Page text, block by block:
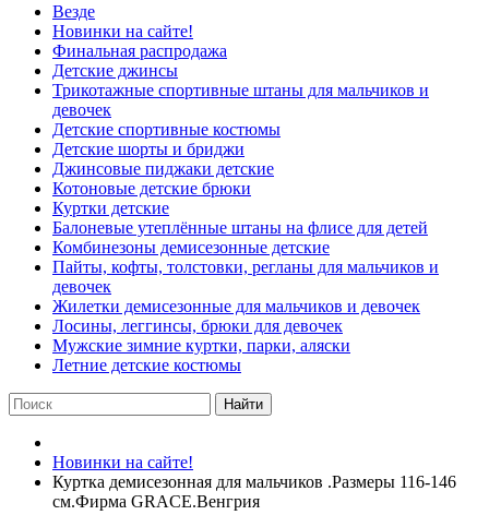
Везде
Новинки на сайте!
Финальная распродажа
Детские джинсы
Трикотажные спортивные штаны для мальчиков и
девочек
Детские спортивные костюмы
Детские шорты и бриджи
Джинсовые пиджаки детские
Котоновые детские брюки
Куртки детские
Балоневые утеплённые штаны на флисе для детей
Комбинезоны демисезонные детские
Пайты, кофты, толстовки, регланы для мальчиков и
девочек
Жилетки демисезонные для мальчиков и девочек
Лосины, леггинсы, брюки для девочек
Мужские зимние куртки, парки, аляски
Летние детские костюмы
Найти
Новинки на сайте!
Куртка демисезонная для мальчиков .Размеры 116-146
см.Фирма GRACE.Венгрия